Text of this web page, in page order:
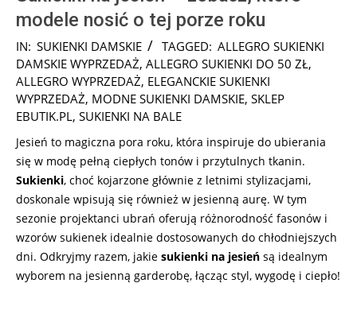
modele nosić o tej porze roku
2025-
10-
28
IN: SUKIENKI DAMSKIE TAGGED: ALLEGRO SUKIENKI
DAMSKIE WYPRZEDAŻ, ALLEGRO SUKIENKI DO 50 ZŁ,
ALLEGRO WYPRZEDAŻ, ELEGANCKIE SUKIENKI
WYPRZEDAŻ, MODNE SUKIENKI DAMSKIE, SKLEP
EBUTIK.PL, SUKIENKI NA BALE
Jesień to magiczna pora roku, która inspiruje do ubierania
się w modę pełną ciepłych tonów i przytulnych tkanin.
Sukienki, choć kojarzone głównie z letnimi stylizacjami,
doskonale wpisują się również w jesienną aurę. W tym
sezonie projektanci ubrań oferują różnorodność fasonów i
wzorów sukienek idealnie dostosowanych do chłodniejszych
dni. Odkryjmy razem, jakie sukienki na jesień są idealnym
wyborem na jesienną garderobę, łącząc styl, wygodę i ciepło!